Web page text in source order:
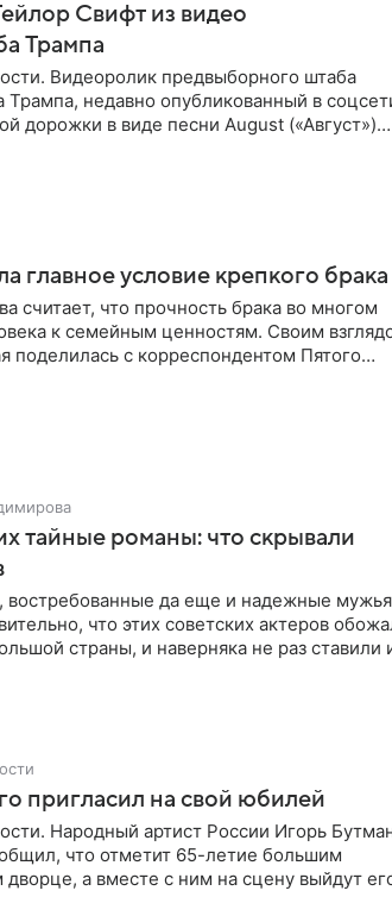
Свифт из видео
Трампа
Видеоролик предвыборного штаба
недавно опубликованный в
дорожки в виде песни August («Август»)
главное условие крепкого брака
считает, что прочность брака во многом
к семейным ценностям. Своим
поделилась с корреспондентом Пятого
тайные романы: что скрывали
востребованные да еще и надежные
что этих советских актеров
страны, и наверняка не раз ставили
пригласил на свой юбилей
Народный артист России Игорь
что отметит 65-летие большим
а вместе с ним на сцену выйдут